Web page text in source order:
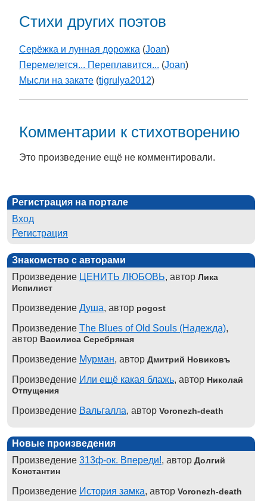
Стихи других поэтов
Серёжка и лунная дорожка (Joan)
Перемелется... Переплавится... (Joan)
Мысли на закате (tigrulya2012)
Комментарии к стихотворению
Это произведение ещё не комментировали.
Регистрация на портале
Вход
Регистрация
Знакомство с авторами
Произведение ЦЕНИТЬ ЛЮБОВЬ, автор Лика
Испилист
Произведение Душа, автор pogost
Произведение The Blues of Old Souls (Надежда),
автор Василиса Серебряная
Произведение Мурман, автор Дмитрий Новиковъ
Произведение Или ещё какая блажь, автор Николай
Отпущения
Произведение Вальгалла, автор Voronezh-death
Новые произведения
Произведение 313ф-ок. Впереди!, автор Долгий
Константин
Произведение История замка, автор Voronezh-death